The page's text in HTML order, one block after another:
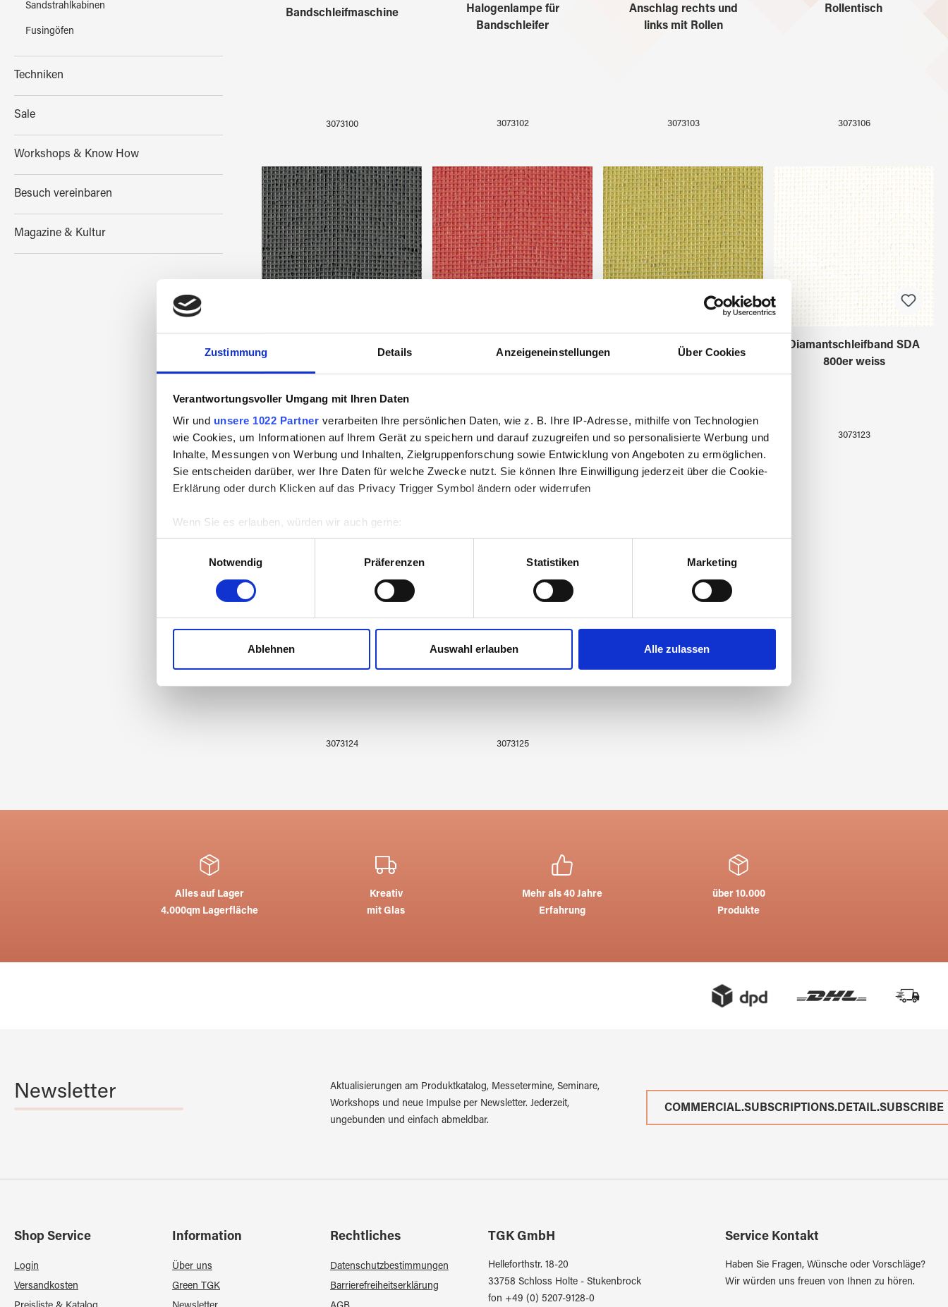
Zustimmung Details Anzeigeneinstellungen Über Cookies
Verantwortungsvoller Umgang mit Ihren Daten
Wir und unsere 1022 Partner verarbeiten Ihre persönlichen Daten, wie z. B. Ihre IP-Adresse, mithilfe von Technologien
wie Cookies, um Informationen auf Ihrem Gerät zu speichern und darauf zuzugreifen und so personalisierte Werbung und
Inhalte, Messungen von Werbung und Inhalten, Zielgruppenforschung sowie Entwicklung von Angeboten zu ermöglichen.
Sie entscheiden darüber, wer Ihre Daten für welche Zwecke nutzt. Sie können Ihre Einwilligung jederzeit über die Cookie-
Erklärung oder durch Klicken auf das Privacy Trigger Symbol ändern oder widerrufen
Wenn Sie es erlauben, würden wir auch gerne:
Informationen über Ihre geografische Lage erfassen, welche bis auf einige Meter genau sein können
Ihr Gerät durch aktives Scannen nach bestimmten Merkmalen (Fingerprinting) identifizieren
Erfahren Sie mehr darüber, wie Ihre persönlichen Daten verarbeitet werden, und legen Sie Ihre Präferenzen imAbschnitt
Einzelheitenfest.
Wir verwenden Cookies, um Inhalte und Anzeigen zu personalisieren, Funktionen für soziale Medien anbieten zu können
und die Zugriffe auf unsere Website zu analysieren. Außerdem geben wir Informationen zu Ihrer Verwendung unserer
Notwendig
Präferenzen Statistiken Marketing
Ablehnen Auswahl erlauben Alle zulassen
Sandstrahlkabinen
Fusingöfen
Techniken
Sale
Workshops & Know How
Besuch vereinbaren
Magazine & Kultur
Bandschleifmaschine
3073100
Halogenlampe für
Bandschleifer
3073102
Anschlag rechts und
links mit Rollen
3073103
Rollentisch
3073106
3073120 3073121
Diamantschleifband SDA
3073122
Diamantschleifband SDA
800er weiss
3073123
Diamantschleifband SDA
1500er blau
3073124
Diamantschleifband SDA
3000er orange
3073125
Alles auf Lager
4.000qm Lagerfläche
Kreativ
mit Glas
Mehr als 40 Jahre
Erfahrung
über 10.000
Produkte
Newsletter
Aktualisierungen am Produktkatalog, Messetermine, Seminare,
Workshops und neue Impulse per Newsletter. Jederzeit,
ungebunden und einfach abmeldbar.
COMMERCIAL.SUBSCRIPTIONS.DETAIL.SUBSCRIBE
Shop Service
Login
Versandkosten
Information
Über uns
Green TGK
Rechtliches
Datenschutzbestimmungen
Barrierefreiheitserklärung
TGK GmbH
Helleforthstr. 18-20
33758 Schloss Holte - Stukenbrock
fon +49 (0) 5207-9128-0
Service Kontakt
Haben Sie Fragen, Wünsche oder Vorschläge?
Wir würden uns freuen von Ihnen zu hören.